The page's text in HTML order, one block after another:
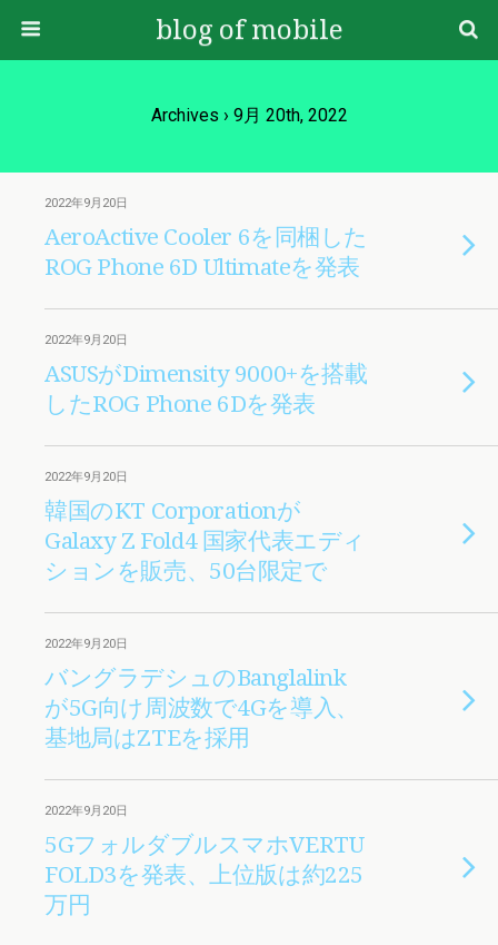
blog of mobile
Archives › 9月 20th, 2022
2022年9月20日
AeroActive Cooler 6を同梱した
ROG Phone 6D Ultimateを発表
2022年9月20日
ASUSがDimensity 9000+を搭載
したROG Phone 6Dを発表
2022年9月20日
韓国のKT Corporationが
Galaxy Z Fold4 国家代表エディ
ションを販売、50台限定で
2022年9月20日
バングラデシュのBanglalink
が5G向け周波数で4Gを導入、
基地局はZTEを採用
2022年9月20日
5GフォルダブルスマホVERTU
FOLD3を発表、上位版は約225
万円